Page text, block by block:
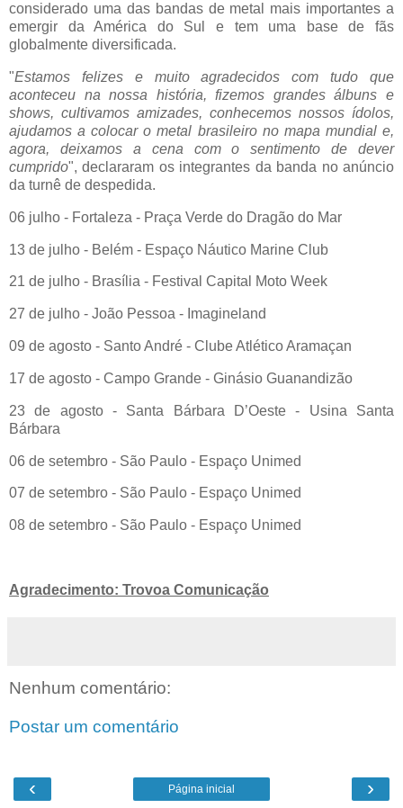
considerado uma das bandas de metal mais importantes a
emergir da América do Sul e tem uma base de fãs
globalmente diversificada.
"Estamos felizes e muito agradecidos com tudo que
aconteceu na nossa história, fizemos grandes álbuns e
shows, cultivamos amizades, conhecemos nossos ídolos,
ajudamos a colocar o metal brasileiro no mapa mundial e,
agora, deixamos a cena com o sentimento de dever
cumprido", declararam os integrantes da banda no anúncio
da turnê de despedida.
06 julho - Fortaleza - Praça Verde do Dragão do Mar
13 de julho - Belém - Espaço Náutico Marine Club
21 de julho - Brasília - Festival Capital Moto Week
27 de julho - João Pessoa - Imagineland
09 de agosto - Santo André - Clube Atlético Aramaçan
17 de agosto - Campo Grande - Ginásio Guanandizão
23 de agosto - Santa Bárbara D’Oeste - Usina Santa
Bárbara
06 de setembro - São Paulo - Espaço Unimed
07 de setembro - São Paulo - Espaço Unimed
08 de setembro - São Paulo - Espaço Unimed
Agradecimento: Trovoa Comunicação
Nenhum comentário:
Postar um comentário
‹ ›
Página inicial